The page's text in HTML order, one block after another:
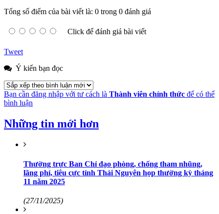
Tổng số điểm của bài viết là: 0 trong 0 đánh giá
Click để đánh giá bài viết
Tweet
Ý kiến bạn đọc
Bạn cần đăng nhập với tư cách là Thành viên chính thức để có thể
bình luận
Những tin mới hơn
Thường trực Ban Chỉ đạo phòng, chống tham nhũng,
lãng phí, tiêu cực tỉnh Thái Nguyên họp thường kỳ tháng
11 năm 2025
(27/11/2025)